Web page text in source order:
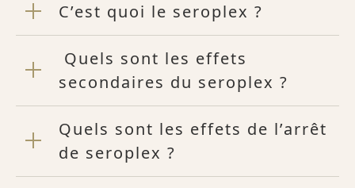
C’est quoi le seroplex ?
Quels sont les effets
secondaires du seroplex ?
Quels sont les effets de l’arrêt
de seroplex ?